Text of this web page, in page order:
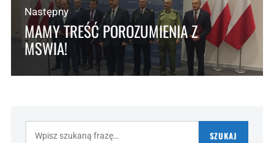
Następny
MAMY TREŚĆ POROZUMIENIA Z
MSWIA!
SZUKAJ